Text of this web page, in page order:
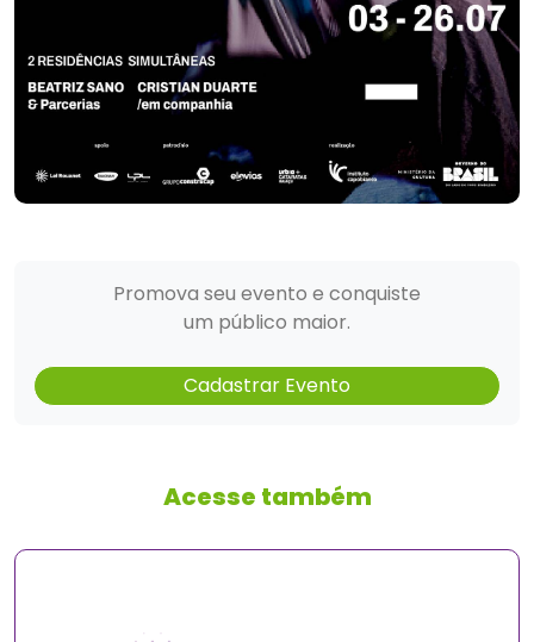
Promova seu evento e conquiste
um público maior.
Cadastrar Evento
Acesse também